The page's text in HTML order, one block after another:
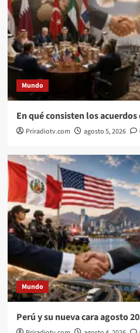
Mundo
En qué consisten los
Priradiotv.com agosto 5, 2026
Mundo
Perú y su nueva cara agosto